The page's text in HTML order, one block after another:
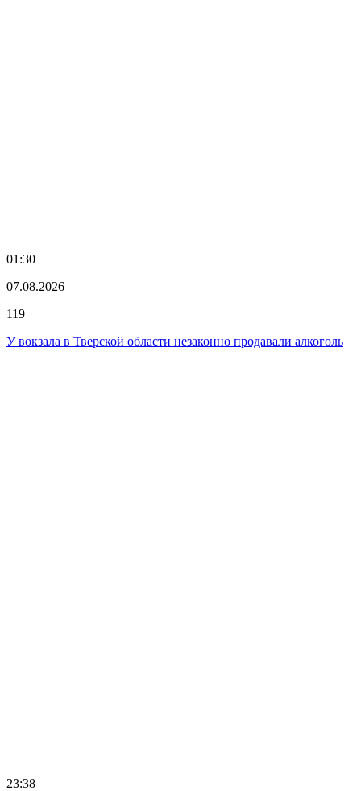
01:30
07.08.2026
119
У вокзала в Тверской области незаконно продавали алкоголь
23:38